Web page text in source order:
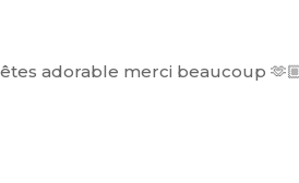
adorable merci beaucoup